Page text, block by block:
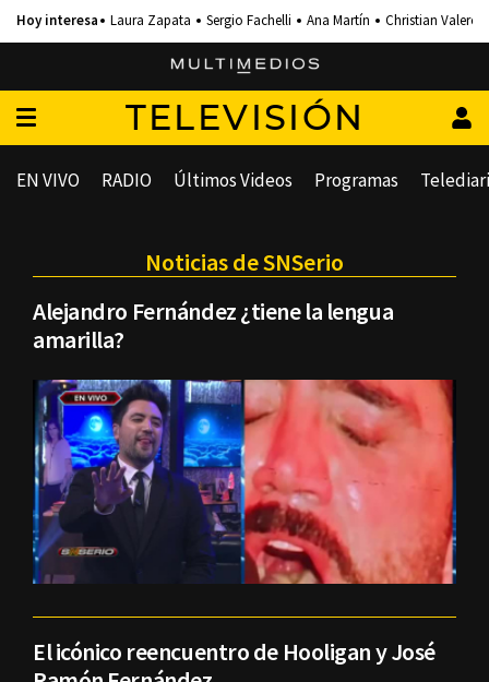
Laura Zapata Sergio Fachelli Ana Martín Christian Valero
TELEVISIÓN
EN VIVO RADIO Últimos Videos Programas
Noticias de SNSerio
Alejandro Fernández ¿tiene la lengua
amarilla?
El icónico reencuentro de Hooligan y José